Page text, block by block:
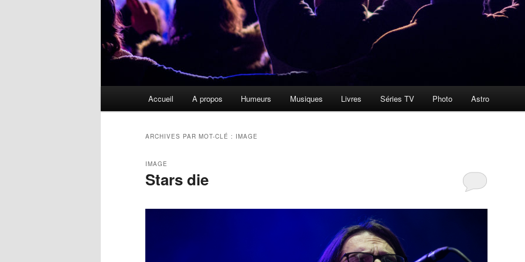
Accueil A propos Humeurs Musiques Livres Séries TV Photo Astro
ARCHIVES PAR MOT-CLÉ : IMAGE
Stars die
IMAGE